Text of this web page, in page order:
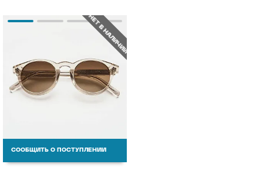
НЕТ В НАЛИЧИИ
СООБЩИТЬ О ПОСТУПЛЕНИИ